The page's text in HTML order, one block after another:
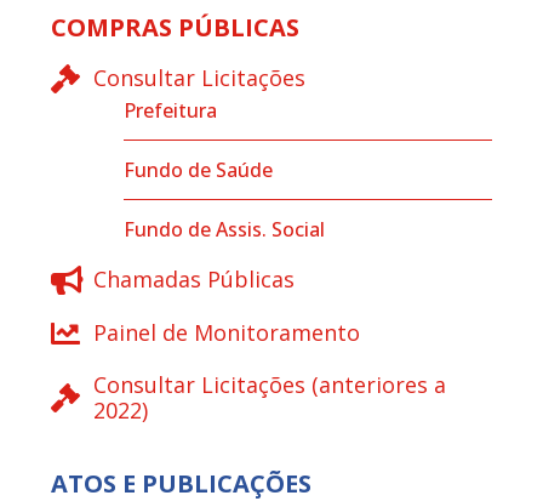
COMPRAS PÚBLICAS
Consultar Licitações
Prefeitura
Fundo de Saúde
Fundo de Assis. Social
Chamadas Públicas
Painel de Monitoramento
Consultar Licitações (anteriores a
2022)
ATOS E PUBLICAÇÕES